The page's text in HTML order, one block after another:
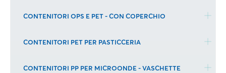
CONTENITORI OPS E PET - CON COPERCHIO
CONTENITORI PET PER PASTICCERIA
CONTENITORI PP PER MICROONDE - VASCHETTE